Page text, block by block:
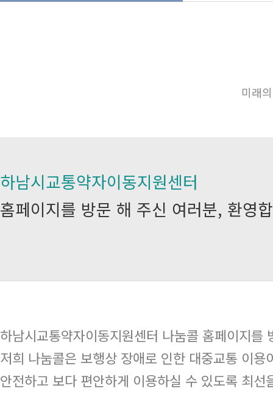
미래
하남시교통약자이동지원센터
홈페이지를 방문 해 주신 여러분, 환영
하남시교통약자이동지원센터 나눔콜 홈페이지를
저희 나눔콜은 보행상 장애로 인한 대중교통 이
안전하고 보다 편안하게 이용하실 수 있도록 최선